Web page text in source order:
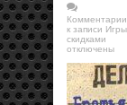
Комментарии
к записи
скидками
отключены